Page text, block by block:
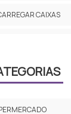
CAIXAS